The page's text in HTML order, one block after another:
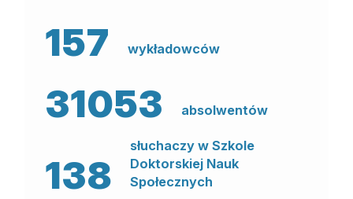
157
wykładowców
31053 absolwentów
138
słuchaczy w Szkole
Doktorskiej Nauk
Społecznych